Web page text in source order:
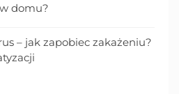
domu?
– jak zapobiec zakażeniu?